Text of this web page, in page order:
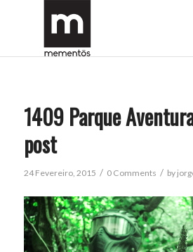
1409 Parque
post
24 Fevereiro, 2015 / 0 Comments / by